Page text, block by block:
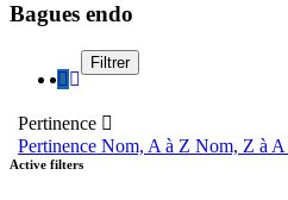
Bagues endo
Pertinence 
Pertinence Nom, A à Z Nom, Z à A
Filtrer
Active filters